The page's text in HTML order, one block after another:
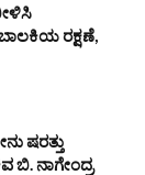
ರಕ್ಷಣೆ,
ಷರತ್ತು
ಬಿ. ನಾಗೇಂದ್ರ